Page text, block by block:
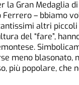
la Gran Medaglia
Ferrero – bbiamo
altri
del “fare”,
meno blasonato,
più popolare, che